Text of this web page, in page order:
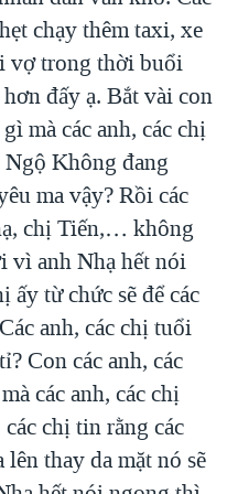
chạy thêm taxi, xe
vợ trong thời buổi
đấy ạ. Bắt vài con
mà các anh, các chị
Không đang
ma vậy? Rồi các
chị Tiến,… không
vì anh Nhạ hết nói
từ chức sẽ để các
anh, các chị tuổi
Con các anh, các
các anh, các chị
chị tin rằng các
thay da mặt nó sẽ